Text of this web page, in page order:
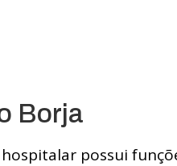
Borja
possui